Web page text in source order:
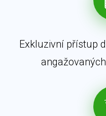
Exkluzivní přístup